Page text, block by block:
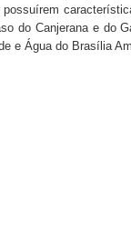
do Canjerana e do
e Água do Brasília